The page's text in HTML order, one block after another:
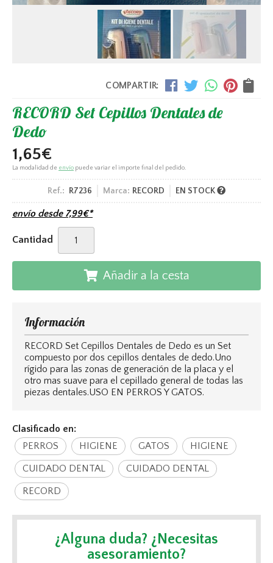
COMPARTIR:
RECORD Set Cepillos Dentales de
Dedo
1,65€
La modalidad de envío puede variar el importe final del pedido.
Ref.: R7236 Marca: RECORD EN STOCK
envío desde 7,99€*
Cantidad
Añadir a la cesta
Información
RECORD Set Cepillos Dentales de Dedo es un Set
compuesto por dos cepillos dentales de dedo.Uno
rígido para las zonas de generación de la placa y el
otro mas suave para el cepillado general de todas las
piezas dentales.USO EN PERROS Y GATOS.
Clasificado en:
PERROS
HIGIENE GATOS HIGIENE
CUIDADO DENTAL CUIDADO DENTAL
RECORD
¿Alguna duda? ¿Necesitas
asesoramiento?